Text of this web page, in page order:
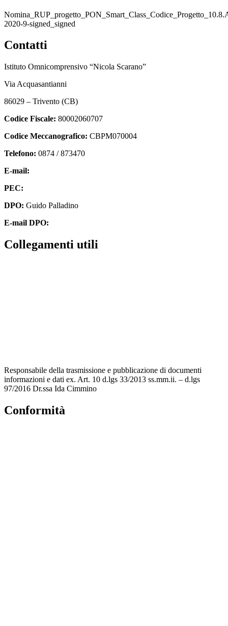
2020-9-signed_signed
Contatti
Istituto Omnicomprensivo “Nicola Scarano”
Via Acquasantianni
86029 – Trivento (CB)
Codice Fiscale: 80002060707
Codice Meccanografico: CBPM070004
Telefono: 0874 / 873470
E-mail:
PEC:
DPO: Guido Palladino
E-mail DPO:
Collegamenti utili
Responsabile della trasmissione e pubblicazione di documenti
informazioni e dati ex. Art. 10 d.lgs 33/2013 ss.mm.ii. – d.lgs
97/2016 Dr.ssa Ida Cimmino
Conformità